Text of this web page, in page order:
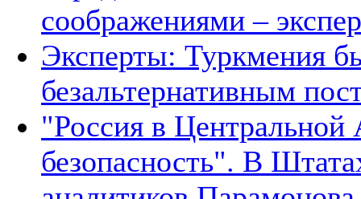
соображениями –
Эксперты: Туркмения
безальтернативным
"Россия в Центральной
безопасность". В